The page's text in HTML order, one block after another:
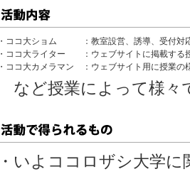
・ココ大ショム
：教室設営、誘導、受付
・ココ大ライター
：ウェブサイトに掲載す
・ココ大カメラマン
：ウェブサイト用に授業
など授業によって様々
・いよココロザシ大学